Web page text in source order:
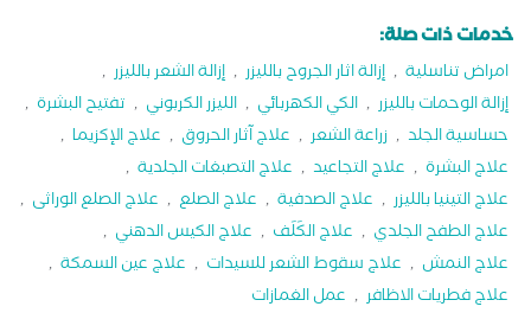
خدمات ذات صلة:
امراض تناسلية , إزالة اثار الجروح بالليزر , إزالة الشعر بالليزر ,
إزالة الوحمات بالليزر , الكي الكهربائي , الليزر الكربوني , تفتيح البشرة ,
حساسية الجلد , زراعة الشعر , علاج آثار الحروق , علاج الإكزيما ,
علاج البشرة , علاج التجاعيد , علاج التصبغات الجلدية ,
علاج التينيا بالليزر , علاج الصدفية , علاج الصلع , علاج الصلع الوراثى ,
علاج الطفح الجلدي , علاج الكَلَف , علاج الكيس الدهني ,
علاج النمش , علاج سقوط الشعر للسيدات , علاج عين السمكة ,
علاج فطريات الاظافر , عمل الغمازات